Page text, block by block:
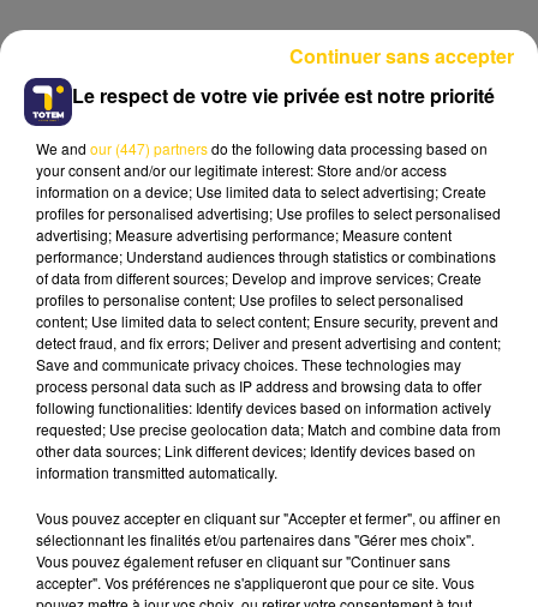
12 juin 2026 - 4 min 6 sec
L'INFO DU NORD DU LOT DU 12/06/26 À
08H30
Ecoutez sur Totem l'information à Tulle, Brive,
dans le Nord du Lot et le pays sarladais avec les
reportages de nos journalistes sur le terrain.
Le respect de votre vie privée est notre priorité
We and our (447) partnersdo the following data processing based on
your consent and/or our legitimate interest: Store and/or access
information on a device; Use limited data to select advertising; Create
profiles for personalised advertising; Use profiles to select personalised
advertising; Measure advertising performance; Measure content
performance; Understand audiences through statistics or combinations
of data from different sources; Develop and improve services; Create
profiles to personalise content; Use profiles to select personalised
content; Use limited data to select content; Ensure security, prevent and
detect fraud, and fix errors; Deliver and present advertising and content;
Save and communicate privacy choices. These technologies may
process personal data such as IP address and browsing data to offer
following functionalities: Identify devices based on information actively
requested; Use precise geolocation data; Match and combine data from
other data sources; Link different devices; Identify devices based on
information transmitted automatically.
Vous pouvez accepter en cliquant sur "Accepter et fermer", ou affiner en
sélectionnant les finalités et/ou partenaires dans "Gérer mes choix".
Vous pouvez également refuser en cliquant sur "Continuer sans
accepter". Vos préférences ne s'appliqueront que pour ce site. Vous
Continuer sans accepter